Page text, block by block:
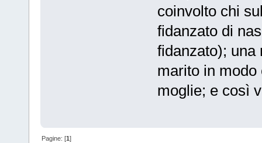
coinvolto chi
fidanzato di
fidanzato); una
marito in modo
moglie; e così
Pagine: [1]